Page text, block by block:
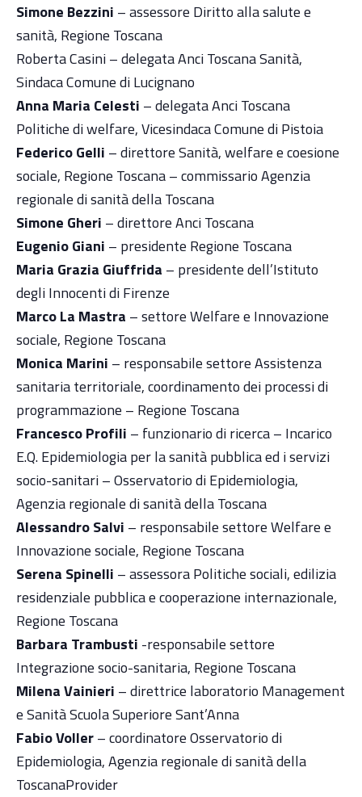
Simone Bezzini – assessore Diritto alla salute e
sanità, Regione Toscana
Roberta Casini – delegata Anci Toscana Sanità,
Sindaca Comune di Lucignano
Anna Maria Celesti – delegata Anci Toscana
Politiche di welfare, Vicesindaca Comune di Pistoia
Federico Gelli – direttore Sanità, welfare e coesione
sociale, Regione Toscana – commissario Agenzia
regionale di sanità della Toscana
Simone Gheri – direttore Anci Toscana
Eugenio Giani – presidente Regione Toscana
Maria Grazia Giuffrida – presidente dell’Istituto
degli Innocenti di Firenze
Marco La Mastra – settore Welfare e Innovazione
sociale, Regione Toscana
Monica Marini – responsabile settore Assistenza
sanitaria territoriale, coordinamento dei processi di
programmazione – Regione Toscana
Francesco Profili – funzionario di ricerca – Incarico
E.Q. Epidemiologia per la sanità pubblica ed i servizi
socio-sanitari – Osservatorio di Epidemiologia,
Agenzia regionale di sanità della Toscana
Alessandro Salvi – responsabile settore Welfare e
Innovazione sociale, Regione Toscana
Serena Spinelli – assessora Politiche sociali, edilizia
residenziale pubblica e cooperazione internazionale,
Regione Toscana
Barbara Trambusti -responsabile settore
Integrazione socio-sanitaria, Regione Toscana
Milena Vainieri – direttrice laboratorio Management
e Sanità Scuola Superiore Sant’Anna
Fabio Voller– coordinatore Osservatorio di
Epidemiologia, Agenzia regionale di sanità della
ToscanaProvider